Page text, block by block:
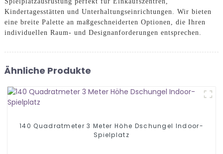
Kindertagesstätten und Unterhaltungseinrichtungen. Wir bieten
eine breite Palette an maßgeschneiderten Optionen, die Ihren
individuellen Raum- und Designanforderungen entsprechen.
Ähnliche Produkte
140 Quadratmeter 3 Meter Höhe Dschungel Indoor-
Spielplatz